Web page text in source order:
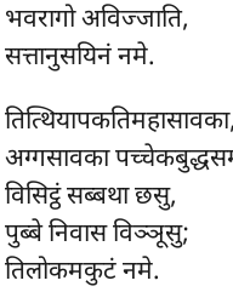
भवरागो अविज्जाति,
सत्तानुसयिनं नमे.
तित्थियापकतिमहासावका,
अग्गसावका
विसिट्ठंसब्बथा छसु,
पुब्बे निवास विञ्ञूसु;
तिलोकमकुटं नमे.